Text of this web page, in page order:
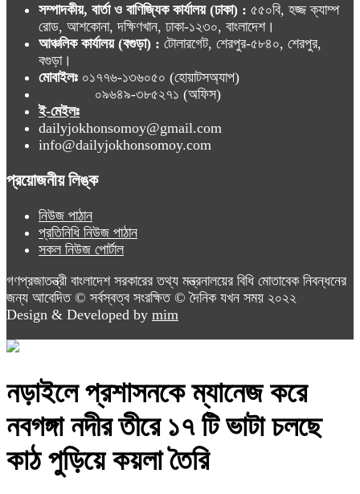
সম্পাদকীয়, বার্তা ও বাণিজ্যিক কার্যালয় (ঢাকা) : ৫৫০বি, হজ্জ ক্যাম্প
রোড, আশকোনা, দক্ষিণখান, ঢাকা-১২৩০, বাংলাদেশ।
আঞ্চলিক কার্যালয় (বগুড়া) : টোলারগেট, শেরপুর-৫৮৪০, শেরপুর,
বগুড়া।
মোবাইলঃ ০১৭৭৬-১৩৬০৫০ (হোয়াটসঅ্যাপ)
০৯৬৪৯-৩৮৫২৭১ (অফিস)
ই-মেইলঃ
dailyjokhonsomoy@gmail.com
info@dailyjokhonsomoy.com
প্রয়োজনীয় লিঙ্ক
নিউজ পাঠান
প্রতিনিধি নিউজ পাঠান
সকল নিউজ পোর্টাল
গণপ্রজাতন্ত্রী বাংলাদেশ সরকারের তথ্য মন্ত্রনালয়ের বিধি মোতাবেক নিবন্ধনের
জন্য আবেদিত © সর্বস্বত্ব সংরক্ষিত © দৈনিক যখন সময় ২০২২
Design & Developed by mim
নড়াইলে প্রশাসনকে ম্যানেজ করে
নবগঙ্গা নদীর তীরে ১৭ টি ভাটা চলছে
কাঠ পুড়িয়ে কয়লা তৈরি